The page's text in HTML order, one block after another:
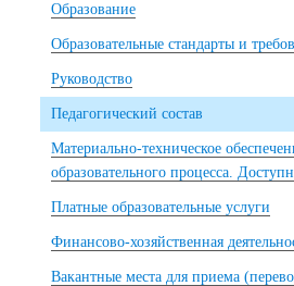
Образование
Образовательные стандарты и
Руководство
Педагогический состав
Материально-техническое
образовательного процесса.
Платные образовательные услуги
Финансово-хозяйственная
Вакантные места для приема